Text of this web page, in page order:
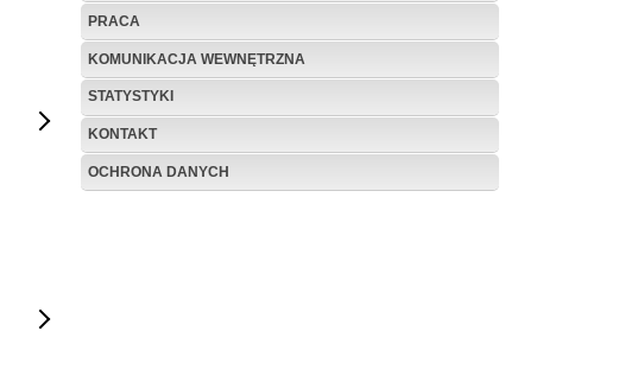
PRACA
KOMUNIKACJA WEWNĘTRZNA
STATYSTYKI
KONTAKT
OCHRONA DANYCH